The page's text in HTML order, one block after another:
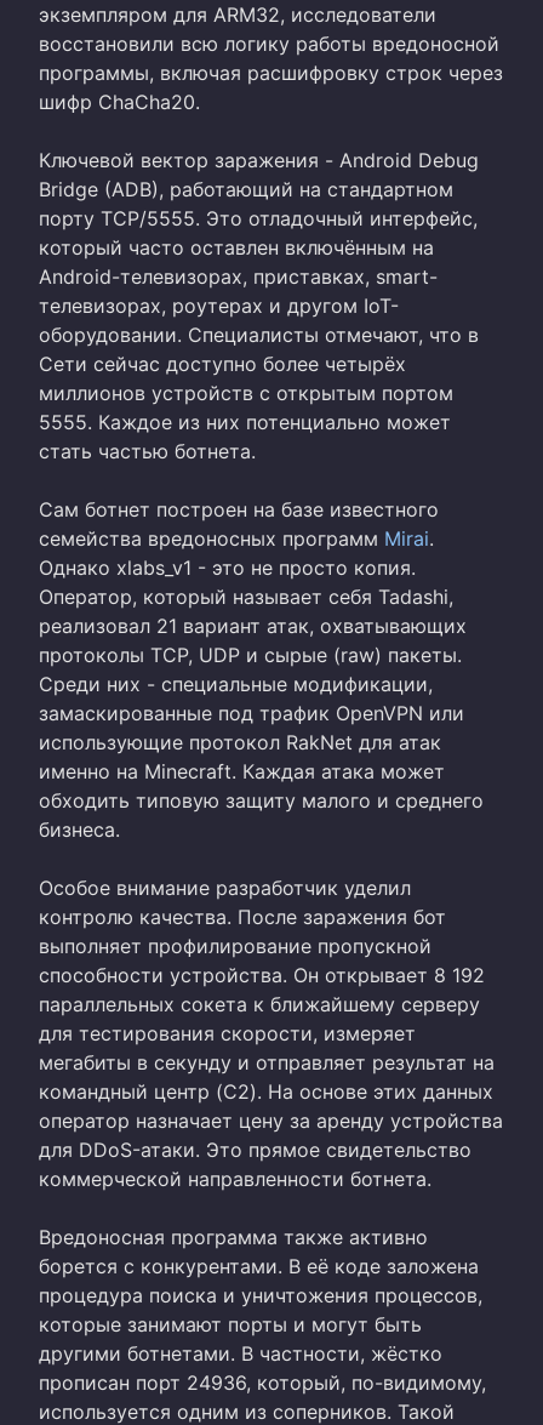
экземпляром для ARM32, исследователи
восстановили всю логику работы вредоносной
программы, включая расшифровку строк через
шифр ChaCha20.
Ключевой вектор заражения - Android Debug
Bridge (ADB), работающий на стандартном
порту TCP/5555. Это отладочный интерфейс,
который часто оставлен включённым на
Android-телевизорах, приставках, smart-
телевизорах, роутерах и другом IoT-
оборудовании. Специалисты отмечают, что в
Сети сейчас доступно более четырёх
миллионов устройств с открытым портом
5555. Каждое из них потенциально может
стать частью ботнета.
Сам ботнет построен на базе известного
семейства вредоносных программ Mirai.
Однако xlabs_v1 - это не просто копия.
Оператор, который называет себя Tadashi,
реализовал 21 вариант атак, охватывающих
протоколы TCP, UDP и сырые (raw) пакеты.
Среди них - специальные модификации,
замаскированные под трафик OpenVPN или
использующие протокол RakNet для атак
именно на Minecraft. Каждая атака может
обходить типовую защиту малого и среднего
бизнеса.
Особое внимание разработчик уделил
контролю качества. После заражения бот
выполняет профилирование пропускной
способности устройства. Он открывает 8 192
параллельных сокета к ближайшему серверу
для тестирования скорости, измеряет
мегабиты в секунду и отправляет результат на
командный центр (C2). На основе этих данных
оператор назначает цену за аренду устройства
для DDoS-атаки. Это прямое свидетельство
коммерческой направленности ботнета.
Вредоносная программа также активно
борется с конкурентами. В её коде заложена
процедура поиска и уничтожения процессов,
которые занимают порты и могут быть
другими ботнетами. В частности, жёстко
прописан порт 24936, который, по-видимому,
используется одним из соперников. Такой